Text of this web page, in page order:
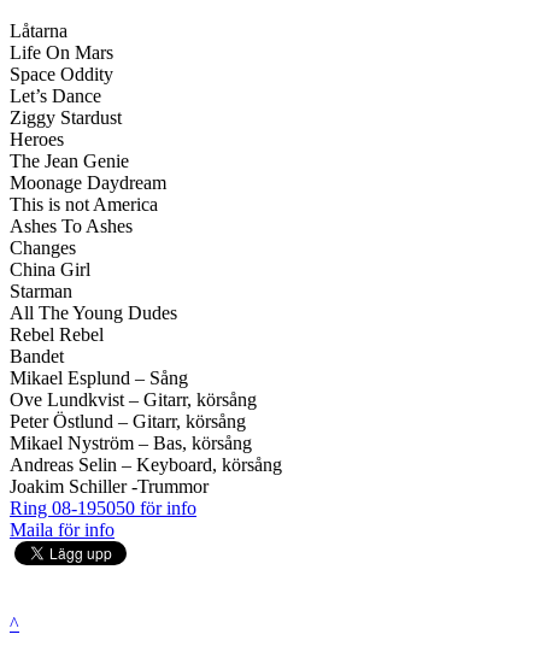
Låtarna
Life On Mars
Space Oddity
Let’s Dance
Ziggy Stardust
Heroes
The Jean Genie
Moonage Daydream
This is not America
Ashes To Ashes
Changes
China Girl
Starman
All The Young Dudes
Rebel Rebel
Bandet
Mikael Esplund – Sång
Ove Lundkvist – Gitarr, körsång
Peter Östlund – Gitarr, körsång
Mikael Nyström – Bas, körsång
Andreas Selin – Keyboard, körsång
Joakim Schiller -Trummor
Ring 08-195050 för info
Maila för info
^